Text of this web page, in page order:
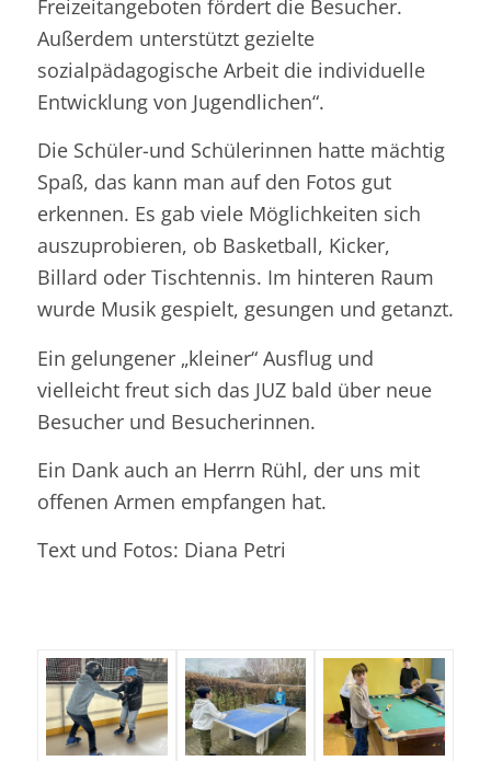
Freizeitangeboten fördert die Besucher.
Außerdem unterstützt gezielte
sozialpädagogische Arbeit die individuelle
Entwicklung von Jugendlichen“.
Die Schüler-und Schülerinnen hatte mächtig
Spaß, das kann man auf den Fotos gut
erkennen. Es gab viele Möglichkeiten sich
auszuprobieren, ob Basketball, Kicker,
Billard oder Tischtennis. Im hinteren Raum
wurde Musik gespielt, gesungen und getanzt.
Ein gelungener „kleiner“ Ausflug und
vielleicht freut sich das JUZ bald über neue
Besucher und Besucherinnen.
Ein Dank auch an Herrn Rühl, der uns mit
offenen Armen empfangen hat.
Text und Fotos: Diana Petri